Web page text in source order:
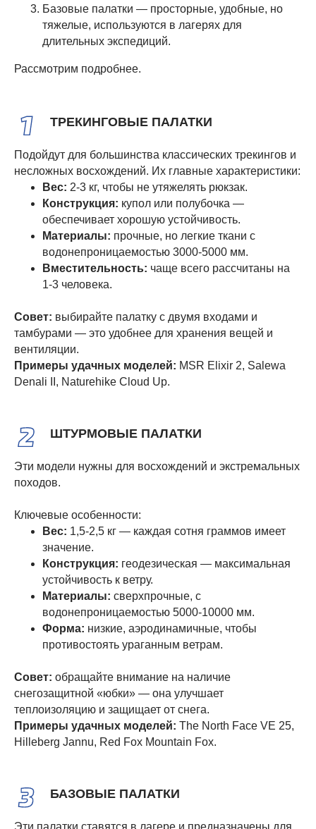
Базовые палатки — просторные, удобные, но
тяжелые, используются в лагерях для
длительных экспедиций.
Рассмотрим подробнее.
ТРЕКИНГОВЫЕ ПАЛАТКИ
Подойдут для большинства классических трекингов и
несложных восхождений. Их главные характеристики:
Вес: 2-3 кг, чтобы не утяжелять рюкзак.
Конструкция: купол или полубочка —
обеспечивает хорошую устойчивость.
Материалы: прочные, но легкие ткани с
водонепроницаемостью 3000-5000 мм.
Вместительность: чаще всего рассчитаны на
1-3 человека.
Совет: выбирайте палатку с двумя входами и
тамбурами — это удобнее для хранения вещей и
вентиляции.
Примеры удачных моделей: MSR Elixir 2, Salewa
Denali II, Naturehike Cloud Up.
ШТУРМОВЫЕ ПАЛАТКИ
Эти модели нужны для восхождений и экстремальных
походов.
Ключевые особенности:
Вес: 1,5-2,5 кг — каждая сотня граммов имеет
значение.
Конструкция: геодезическая — максимальная
устойчивость к ветру.
Материалы: сверхпрочные, с
водонепроницаемостью 5000-10000 мм.
Форма: низкие, аэродинамичные, чтобы
противостоять ураганным ветрам.
Совет: обращайте внимание на наличие
снегозащитной «юбки» — она улучшает
теплоизоляцию и защищает от снега.
Примеры удачных моделей: The North Face VE 25,
Hilleberg Jannu, Red Fox Mountain Fox.
БАЗОВЫЕ ПАЛАТКИ
Эти палатки ставятся в лагере и предназначены для